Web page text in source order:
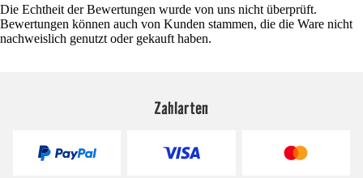
Die Echtheit der Bewertungen wurde von uns nicht überprüft.
Bewertungen können auch von Kunden stammen, die die Ware nicht
nachweislich genutzt oder gekauft haben.
Zahlarten